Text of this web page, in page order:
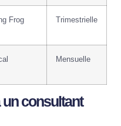
Frog Trimestrielle
Mensuelle
un consultant